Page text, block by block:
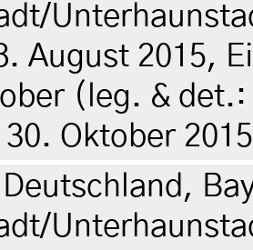
August 2015,
(leg. &
Oktober